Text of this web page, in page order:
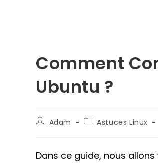
Comment
Ubuntu ?
Auteur/autrice
Adam
PostAstuces Linux
Dans ce guide, nous